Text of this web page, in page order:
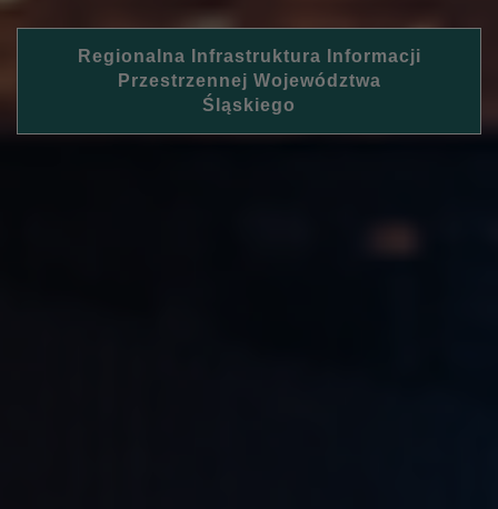
Regionalna Infrastruktura Informacji
Przestrzennej Województwa
Śląskiego